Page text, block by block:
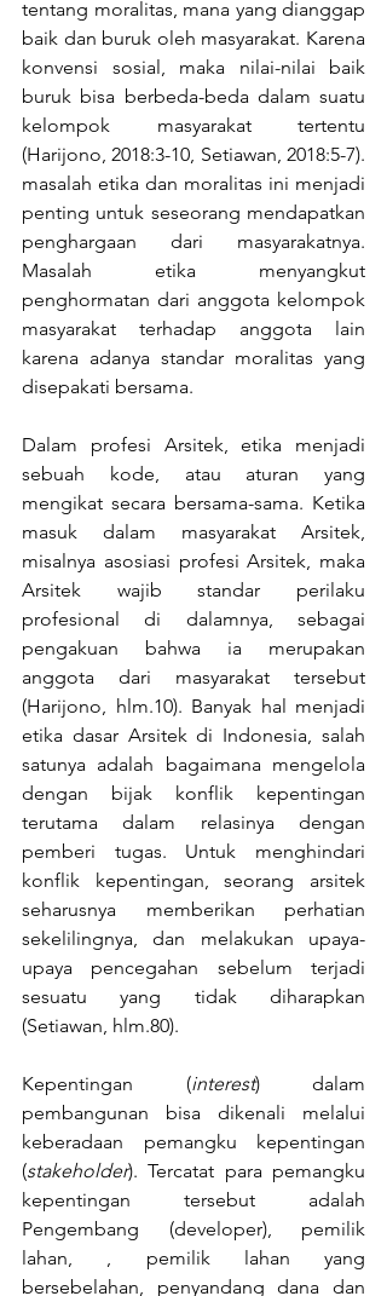
tentang moralitas, mana yang dianggap
baik dan buruk oleh masyarakat. Karena
konvensi sosial, maka nilai-nilai baik
buruk bisa berbeda-beda dalam suatu
kelompok masyarakat tertentu
(Harijono, 2018:3-10, Setiawan, 2018:5-7).
masalah etika dan moralitas ini menjadi
penting untuk seseorang mendapatkan
penghargaan dari masyarakatnya.
Masalah etika menyangkut
penghormatan dari anggota kelompok
masyarakat terhadap anggota lain
karena adanya standar moralitas yang
disepakati bersama.
Dalam profesi Arsitek, etika menjadi
sebuah kode, atau aturan yang
mengikat secara bersama-sama. Ketika
masuk dalam masyarakat Arsitek,
misalnya asosiasi profesi Arsitek, maka
Arsitek wajib standar perilaku
profesional di dalamnya, sebagai
pengakuan bahwa ia merupakan
anggota dari masyarakat tersebut
(Harijono, hlm.10). Banyak hal menjadi
etika dasar Arsitek di Indonesia, salah
satunya adalah bagaimana mengelola
dengan bijak konflik kepentingan
terutama dalam relasinya dengan
pemberi tugas. Untuk menghindari
konflik kepentingan, seorang arsitek
seharusnya memberikan perhatian
sekelilingnya, dan melakukan upaya-
upaya pencegahan sebelum terjadi
sesuatu yang tidak diharapkan
(Setiawan, hlm.80).
Kepentingan (interest) dalam
pembangunan bisa dikenali melalui
keberadaan pemangku kepentingan
(stakeholder). Tercatat para pemangku
kepentingan tersebut adalah
Pengembang (developer), pemilik
lahan, , pemilik lahan yang
bersebelahan, penyandang dana dan